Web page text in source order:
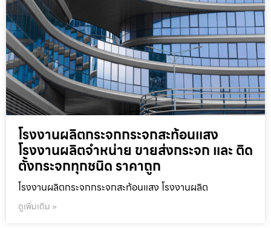
โรงงานผลิตกระจกกระจกสะท้อนแสง
โรงงานผลิตจำหน่าย ขายส่งกระจก และ ติด
ตั้งกระจกทุกชนิด ราคาถูก
โรงงานผลิตกระจกกระจกสะท้อนแสง โรงงานผลิต
ดูเพิ่มเติม »